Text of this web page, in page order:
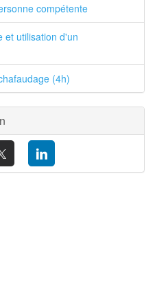
compétente
et utilisation d'un
(4h)